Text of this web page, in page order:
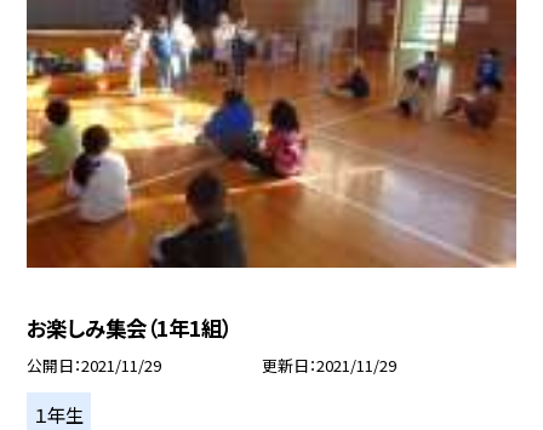
お楽しみ集会（1年1組）
公開日 2021/11/29 更新日 2021/11/29
１年生